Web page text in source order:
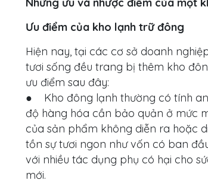
Những ưu và nhược điểm của một
Ưu điểm của kho lạnh trữ đông
Hiện nay, tại các cơ sở doanh
tươi sống đều trang bị thêm kho
ưu điểm sau đây:
● Kho đông lạnh thường có tính
độ hàng hóa cần bảo quản ở mức
của sản phẩm không diễn ra hoặc
tồn sự tươi ngon như vốn có ban
với nhiều tác dụng phụ có hại cho
mới.